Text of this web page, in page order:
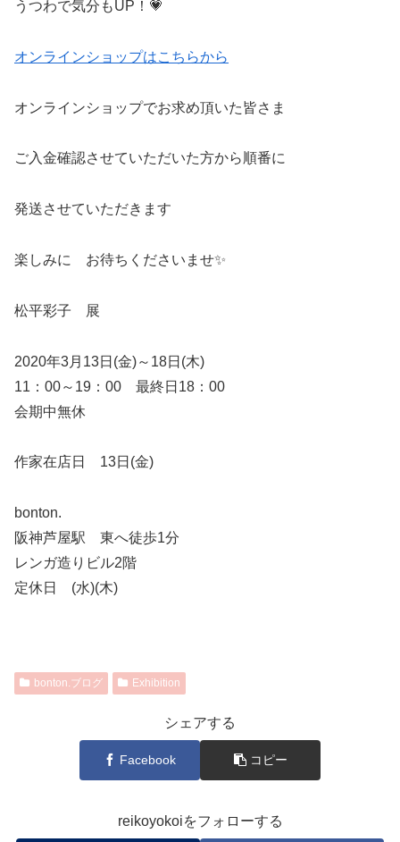
うつわで気分もUP！💗
オンラインショップはこちらから
オンラインショップでお求め頂いた皆さま
ご入金確認させていただいた方から順番に
発送させていただきます
楽しみに お待ちくださいませ✨
松平彩子 展
2020年3月13日(金)～18日(木)
11：00～19：00 最終日18：00
会期中無休
作家在店日 13日(金)
bonton.
阪神芦屋駅 東へ徒歩1分
レンガ造りビル2階
定休日 (水)(木)
bonton.ブログ Exhibition
シェアする
Facebook コピー
reikoyokoiをフォローする